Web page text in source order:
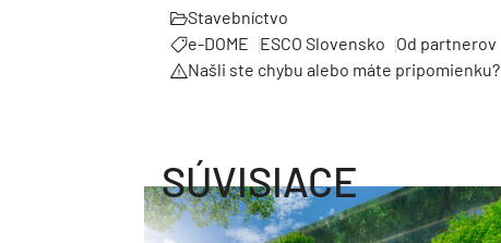
Stavebníctvo
e-DOME
ESCO Slovensko
Od partnerov
Našli ste chybu alebo máte pripomienku?
SÚVISIACE